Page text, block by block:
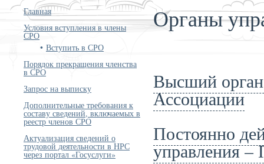
Главная
Условия вступления в члены
СРО
Вступить в СРО
Порядок прекращения членства
в СРО
Запрос на выписку
Дополнительные требования к
составу сведений, включаемых в
реестр членов СРО
Актуализация сведений о
трудовой деятельности в НРС
через портал «Госуслуги»
Органы
Высший
Ассоциации
Постоянно
управления –